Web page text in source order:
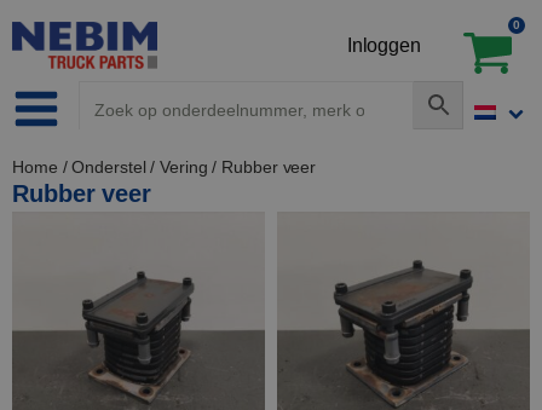
Inloggen
0
Home /Onderstel /Vering / Rubber veer
Rubber veer